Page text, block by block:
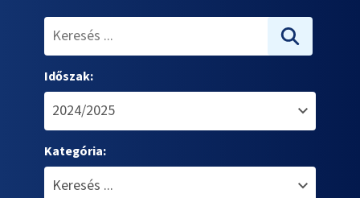
Időszak:
Kategória: